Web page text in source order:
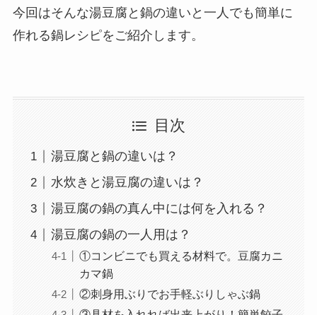
今回はそんな湯豆腐と鍋の違いと一人でも簡単に
作れる鍋レシピをご紹介します。
目次
湯豆腐と鍋の違いは？
水炊きと湯豆腐の違いは？
湯豆腐の鍋の真ん中には何を入れる？
湯豆腐の鍋の一人用は？
①コンビニでも買える材料で。豆腐カニ
カマ鍋
②刺身用ぶりでお手軽ぶりしゃぶ鍋